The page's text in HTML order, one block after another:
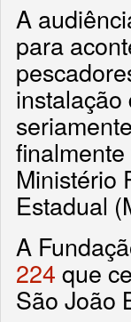
A
para
instalação
Ministério
Estadual
A
224 que
São João